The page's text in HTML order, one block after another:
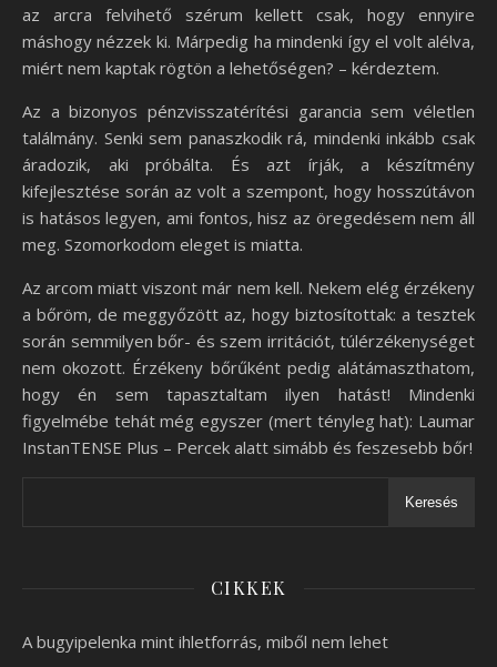
az arcra felvihető szérum kellett csak, hogy ennyire
máshogy nézzek ki. Márpedig ha mindenki így el volt alélva,
miért nem kaptak rögtön a lehetőségen? – kérdeztem.
Az a bizonyos pénzvisszatérítési garancia sem véletlen
találmány. Senki sem panaszkodik rá, mindenki inkább csak
áradozik, aki próbálta. És azt írják, a készítmény
kifejlesztése során az volt a szempont, hogy hosszútávon
is hatásos legyen, ami fontos, hisz az öregedésem nem áll
meg. Szomorkodom eleget is miatta.
Az arcom miatt viszont már nem kell. Nekem elég érzékeny
a bőröm, de meggyőzött az, hogy biztosítottak: a tesztek
során semmilyen bőr- és szem irritációt, túlérzékenységet
nem okozott. Érzékeny bőrűként pedig alátámaszthatom,
hogy én sem tapasztaltam ilyen hatást! Mindenki
figyelmébe tehát még egyszer (mert tényleg hat): Laumar
InstanTENSE Plus – Percek alatt simább és feszesebb bőr!
Keresés
CIKKEK
A bugyipelenka mint ihletforrás, miből nem lehet